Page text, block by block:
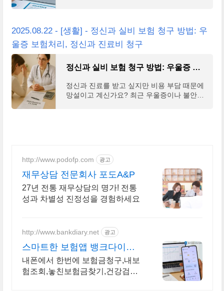
2025.08.22 - [생활] - 정신과 실비 보험 청구 방법: 우
울증 보험처리, 정신과 진료비 청구
정신과 실비 보험 청구 방법: 우울증 보험처리, 정신과 진료비 청구
정신과 진료를 받고 싶지만 비용 부담 때문에
망설이고 계신가요? 최근 우울증이나 불안장
http://www.podofp.com 광고
재무상담 전문회사 포도A&P
27년 전통 재무상담의 명가! 전통
성과 차별성 진정성을 경험하세요
http://www.bankdiary.net 광고
스마트한 보험앱 뱅크다이어
리
내폰에서 한번에 보험금청구,내보
험조회,놓친보험금찾기,건강검진